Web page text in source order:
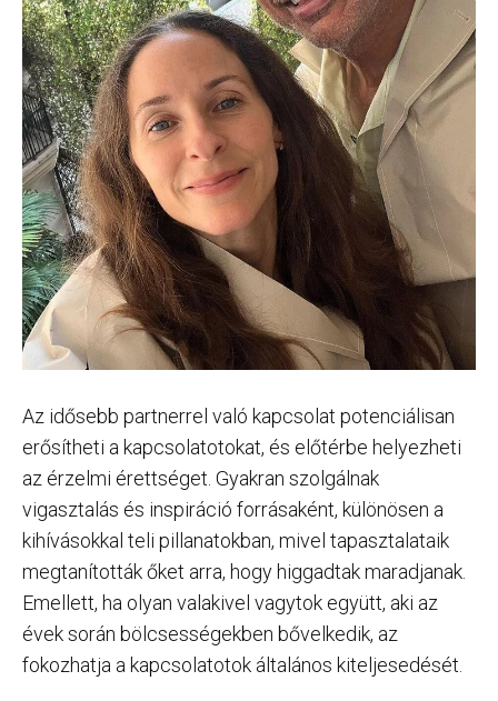
Az idősebb partnerrel való kapcsolat potenciálisan
erősítheti a kapcsolatotokat, és előtérbe helyezheti
az érzelmi érettséget. Gyakran szolgálnak
vigasztalás és inspiráció forrásaként, különösen a
kihívásokkal teli pillanatokban, mivel tapasztalataik
megtanították őket arra, hogy higgadtak maradjanak.
Emellett, ha olyan valakivel vagytok együtt, aki az
évek során bölcsességekben bővelkedik, az
fokozhatja a kapcsolatotok általános kiteljesedését.